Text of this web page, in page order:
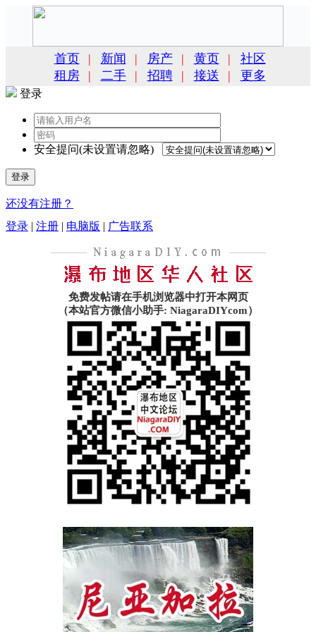
首页 | 新闻 | 房产 | 黄页 |
社区
租房
| 二手 | 招聘 | 接送 | 更多
登录
安全提问(未设置请忽略)
登录
还没有注册？
登录 | 注册 | 电脑版 | 广告联系
免费发帖请在手机浏览器中打开本网页
（本站官方微信小助手: NiagaraDIYcom）